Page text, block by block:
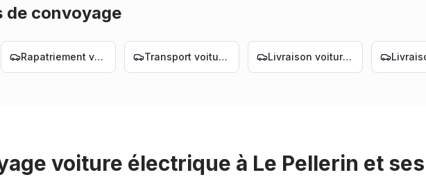
de convoyage
Rapatriement voiture Nantes Transport voiture Nantes Livraison voiture électrique Nantes
voiture électrique à Le Pellerin et